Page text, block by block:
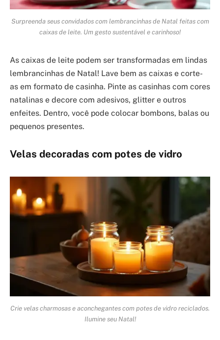
Surpreenda seus convidados com lembrancinhas de Natal feitas com
caixas de leite. Um gesto sustentável e carinhoso!
As caixas de leite podem ser transformadas em lindas
lembrancinhas de Natal! Lave bem as caixas e corte-
as em formato de casinha. Pinte as casinhas com cores
natalinas e decore com adesivos, glitter e outros
enfeites. Dentro, você pode colocar bombons, balas ou
pequenos presentes.
Velas decoradas com potes de vidro
Crie velas charmosas e aconchegantes com potes de vidro reciclados.
Ilumine seu Natal!